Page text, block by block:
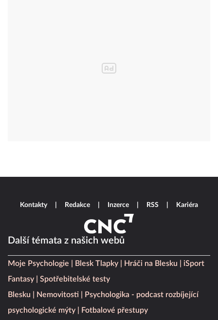
Další témata z našich webů
Moje Psychologie Blesk Tlapky Hráči na Blesku
iSport
Fantasy
Spotřebitelské testy
Blesku
Nemovitosti
Psychologika - podcast rozbíjející
psychologické mýty
Fotbalové přestupy
Kontakty Redakce Inzerce RSS Kariéra